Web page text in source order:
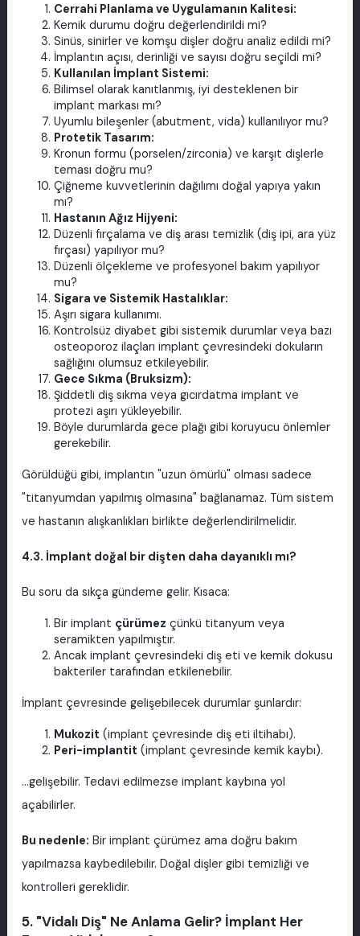
Cerrahi Planlama ve Uygulamanın Kalitesi:
Kemik durumu doğru değerlendirildi mi?
Sinüs, sinirler ve komşu dişler doğru analiz edildi mi?
İmplantın açısı, derinliği ve sayısı doğru seçildi mi?
Kullanılan İmplant Sistemi:
Bilimsel olarak kanıtlanmış, iyi desteklenen bir
implant markası mı?
Uyumlu bileşenler (abutment, vida) kullanılıyor mu?
Protetik Tasarım:
Kronun formu (porselen/zirconia) ve karşıt dişlerle
teması doğru mu?
Çiğneme kuvvetlerinin dağılımı doğal yapıya yakın
mı?
Hastanın Ağız Hijyeni:
Düzenli fırçalama ve diş arası temizlik (diş ipi, ara yüz
fırçası) yapılıyor mu?
Düzenli ölçekleme ve profesyonel bakım yapılıyor
mu?
Sigara ve Sistemik Hastalıklar:
Aşırı sigara kullanımı.
Kontrolsüz diyabet gibi sistemik durumlar veya bazı
osteoporoz ilaçları implant çevresindeki dokuların
sağlığını olumsuz etkileyebilir.
Gece Sıkma (Bruksizm):
Şiddetli diş sıkma veya gıcırdatma implant ve
protezi aşırı yükleyebilir.
Böyle durumlarda gece plağı gibi koruyucu önlemler
gerekebilir.
Görüldüğü gibi, implantın "uzun ömürlü" olması sadece
"titanyumdan yapılmış olmasına" bağlanamaz. Tüm sistem
ve hastanın alışkanlıkları birlikte değerlendirilmelidir.
4.3. İmplant doğal bir dişten daha dayanıklı mı?
Bu soru da sıkça gündeme gelir. Kısaca:
Bir implant çürümez çünkü titanyum veya
seramikten yapılmıştır.
Ancak implant çevresindeki diş eti ve kemik dokusu
bakteriler tarafından etkilenebilir.
İmplant çevresinde gelişebilecek durumlar şunlardır:
Mukozit (implant çevresinde diş eti iltihabı).
Peri-implantit (implant çevresinde kemik kaybı).
...gelişebilir. Tedavi edilmezse implant kaybına yol
açabilirler.
Bu nedenle: Bir implant çürümez ama doğru bakım
yapılmazsa kaybedilebilir. Doğal dişler gibi temizliği ve
kontrolleri gereklidir.
5. "Vidalı Diş" Ne Anlama Gelir? İmplant Her